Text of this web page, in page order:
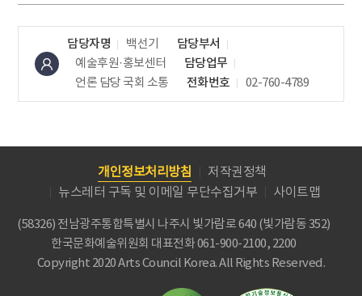
담당자명 백선기
담당부서
예술후원·홍보센터
담당업무
언론 담당국회 소통 전화번호 02-760-4789
개인정보처리방침
저작권정책
뉴스레터 구독 및 이메일 무단수집거부
사이트맵
(58326) 전남광주통합특별시 나주시 빛가람로 640 (빛가람동 352)
한국문화예술위원회 대표전화 061-900-2100, 2200
Copyright 2020 Arts Council Korea. All Rights Reserved.